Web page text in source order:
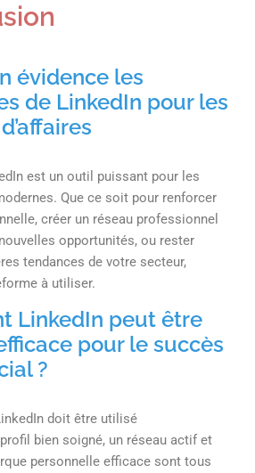
évidence les
de LinkedIn pour les
est un outil puissant pour les
Que ce soit pour renforcer
créer un réseau professionnel
opportunités, ou rester
tendances de votre secteur,
à utiliser.
LinkedIn peut être
pour le succès
?
doit être utilisé
bien soigné, un réseau actif et
personnelle efficace sont tous